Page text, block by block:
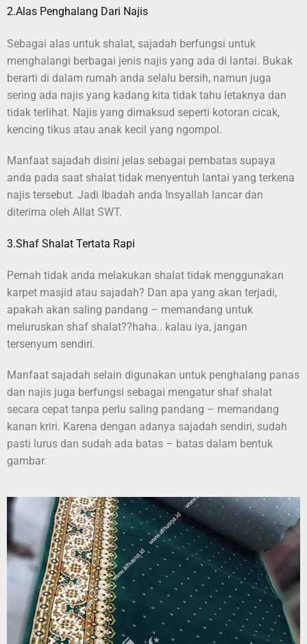
2.Alas Penghalang Dari Najis
Sebagai alas untuk shalat, sajadah berfungsi untuk
menghalangi berbagai jenis najis yang ada di lantai. Bukak
berarti di dalam rumah anda selalu bersih, namun juga
sering ada najis yang kadang kita tidak tahu letaknya dan
tidak terlihat. Najis yang dimaksud seperti kotoran cicak,
kencing tikus atau anak kecil yang ngompol.
Manfaat sajadah disini jelas sebagai pembatas supaya
anda pada saat shalat tidak menyentuh lantai yang terkena
najis tersebut. Jadi Ibadah anda Insyallah lancar dan
diterima oleh Allat SWT.
3.Shaf Shalat Tertata Rapi
Pernah tidak anda melakukan shalat tidak menggunakan
karpet masjid atau sajadah? Dan apa yang akan terjadi,
apakah akan saling pandang – memandang untuk
meluruskan shaf shalat??haha.. kalau iya, jangan
tersenyum sendiri.
Manfaat sajadah selain digunakan untuk penghalang panas
dan najis juga berfungsi sebagai mengatur shaf shalat
secara cepat tanpa perlu saling pandang – memandang
kanan kriri. Karena dengan adanya sajadah sendiri, sudah
pasti lurus dan sudah ada batas – batas dalam bentuk
gambar.